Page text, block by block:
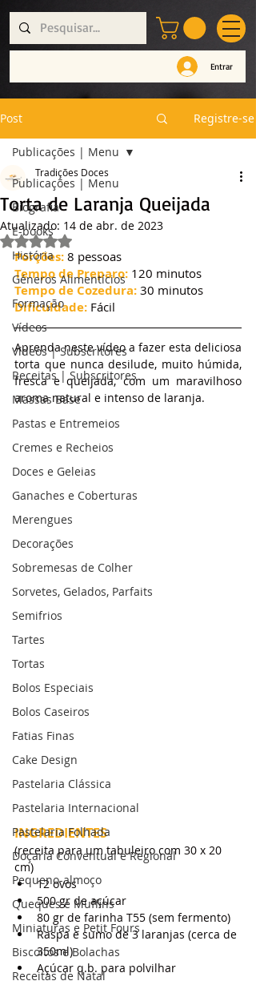
Entrar
Post Registre-se
Publicações | Menu
Biografia
E-books
História
Géneros Alimentícios
Formação
Vídeos
Vídeos | Subscritores
Receitas | Subscritores
Massas Base
Pastas e Entremeios
Cremes e Recheios
Doces e Geleias
Ganaches e Coberturas
Merengues
Decorações
Sobremesas de Colher
Sorvetes, Gelados, Parfaits
Semifrios
Tartes
Tortas
Bolos Especiais
Bolos Caseiros
Fatias Finas
Cake Design
Pastelaria Clássica
Pastelaria Internacional
Pastelaria Folhada
Doçaria Conventual e Regional
Pequeno-almoço
Queques e Muffins
Miniaturas e Petit Fours
Biscoitos e Bolachas
Receitas de Natal
Publicações | Menu
Torta de Laranja Queijada
Tradições Doces
Atualizado: 14 de abr. de 2023
Avaliado com NaN de 5 estrelas.
Porções: 8 pessoas
Tempo de Preparo: 120 minutos
Tempo de Cozedura: 30 minutos
Dificuldade: Fácil
Aprenda neste vídeo a fazer esta deliciosa
torta que nunca desilude, muito húmida,
fresca e queijada, com um maravilhoso
aroma natural e intenso de laranja.
INGREDIENTES
(receita para um tabuleiro com 30 x 20
cm)
12 ovos
500 gr de açúcar
80 gr de farinha T55 (sem fermento)
Raspa e sumo de 3 laranjas (cerca de
350ml)
Açúcar q.b. para polvilhar